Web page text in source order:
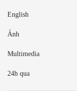
English
Ảnh
Multimedia
24h qua